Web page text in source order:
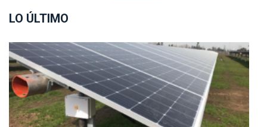
LO ÚLTIMO